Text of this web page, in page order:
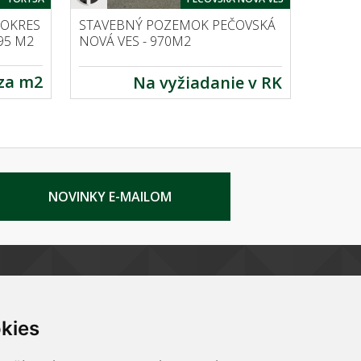
M2
m2
STAVEBNÝ POZEMOK PEČOVSKÁ
NOVÁ VES - 970M2
Na vyžiadanie v RK
NOVINKY E-MAILOM